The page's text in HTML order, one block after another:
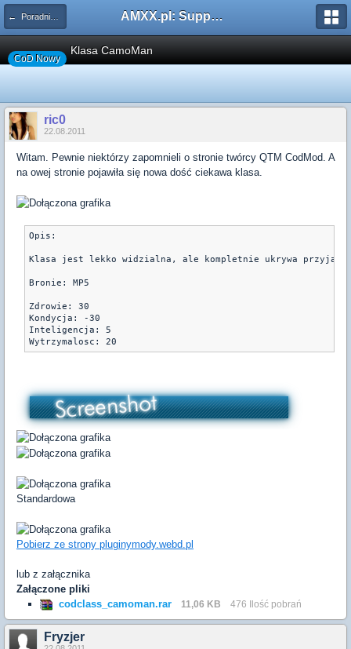
← Poradniki, Łatki oraz Pluginy AMXX.pl: Support AMX Mod X i SourceMod
CoD Nowy
Klasa CamoMan
ric0
22.08.2011
Witam. Pewnie niektórzy zapomnieli o stronie twórcy QTM CodMod. A
na owej stronie pojawiła się nowa dość ciekawa klasa.
Opis:
Klasa jest lekko widzialna, ale kompletnie ukrywa
Bronie: MP5
Zdrowie: 30
Kondycja: -30
Inteligencja: 5
Wytrzymalosc: 20
Standardowa
Pobierz ze strony pluginymody.webd.pl
lub z załącznika
Załączone pliki
codclass_camoman.rar
11,06 KB 476 Ilość pobrań
Fryzjer